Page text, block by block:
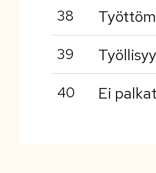
38
39
40 Ei